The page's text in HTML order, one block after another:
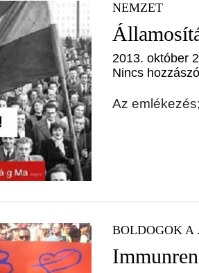
NEMZET
2013. október
Nincs
Az
BOLDOGOK A